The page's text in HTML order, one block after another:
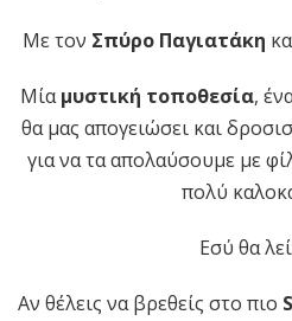
Με τον Σπύρο Παγιατάκη
Mίαμυστική τοποθεσία,
θα μας απογειώσει και
για να τα απολαύσουμε με
πολύ
Εσύ θα
Αν θέλεις να βρεθείς στο πιο